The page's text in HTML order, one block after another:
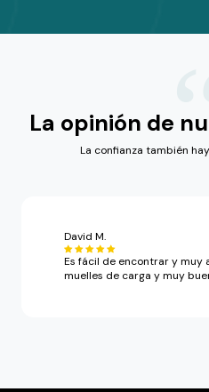
La opinión de
La confianza también
Es fácil de encontrar y muy
muelles de carga y muy
David M.